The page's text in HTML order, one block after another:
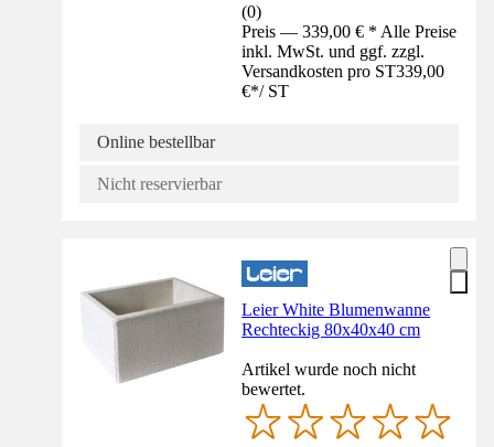
(0)
Preis — 339,00 € * Alle Preise
inkl. MwSt. und ggf. zzgl.
Versandkosten pro ST339,00
€*/ ST
Online bestellbar
Nicht reservierbar
Leier White Blumenwanne
Rechteckig 80x40x40 cm
Artikel wurde noch nicht
bewertet.